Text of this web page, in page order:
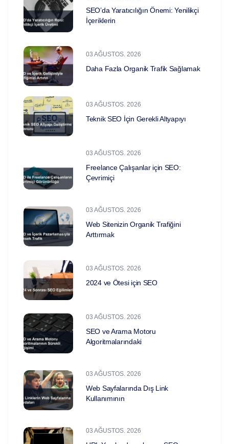
SEO’da Yaratıcılığın Önemi: Yenilikçi
İçeriklerin
03 AĞUSTOS. 2026
Daha Fazla Organik Trafik Sağlamak
03 AĞUSTOS. 2026
Teknik SEO İçin Gerekli Altyapıyı
03 AĞUSTOS. 2026
Freelance Çalışanlar için SEO:
Çevrimiçi
03 AĞUSTOS. 2026
Web Sitenizin Organik Trafiğini
Arttırmak
03 AĞUSTOS. 2026
2024 ve Ötesi için SEO
03 AĞUSTOS. 2026
SEO ve Arama Motoru
Algoritmalarındaki
03 AĞUSTOS. 2026
Web Sayfalarında Dış Link
Kullanımının
03 AĞUSTOS. 2026